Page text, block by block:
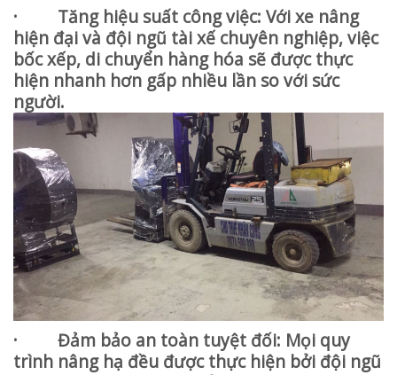
· Tăng hiệu suất công việc: Với xe nâng
hiện đại và đội ngũ tài xế chuyên nghiệp, việc
bốc xếp, di chuyển hàng hóa sẽ được thực
hiện nhanh hơn gấp nhiều lần so với sức
người.
· Đảm bảo an toàn tuyệt đối: Mọi quy
trình nâng hạ đều được thực hiện bởi đội ngũ